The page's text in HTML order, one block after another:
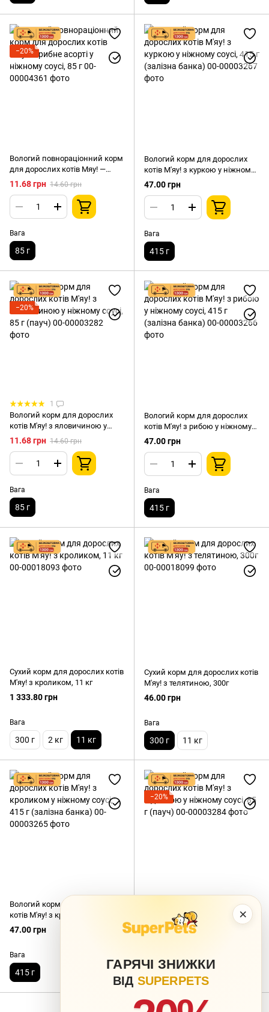
×
ГАРЯЧІ ЗНИЖКИ
ВІД SUPERPETS
−20%
Вологий повнораціонний корм
для дорослих котів Мяу! —
рибне асорті у ніжному соусі,
11.68 грн 14.60 грн
Вага
85 г
Вологий корм для дорослих
котів М'яу! з куркою у ніжному
соусі, 415 г (залізна банка)
47.00 грн
Вага
415 г
−20%
1
Вологий корм для дорослих
котів М'яу! з яловичиною у
ніжному соусі, 85 г (пауч)
11.68 грн 14.60 грн
Вага
85 г
Вологий корм для дорослих
котів М'яу! з рибою у ніжному
соусі, 415 г (залізна банка)
47.00 грн
Вага
415 г
Сухий корм для дорослих котів
М'яу! з кроликом, 11 кг
1 333.80 грн
Вага
300 г 2 кг 11 кг
Сухий корм для дорослих котів
М'яу! з телятиною, 300г
46.00 грн
Вага
300 г 11 кг
Вологий корм для дорослих
котів М'яу! з кроликом у
ніжному соусі, 415 г (залізна
47.00 грн
Вага
415 г
−20%
Вологий корм для дорослих
котів М'яу! з індичкою у
ніжному соусі, 85 г (пауч)
11.68 грн 14.60 грн